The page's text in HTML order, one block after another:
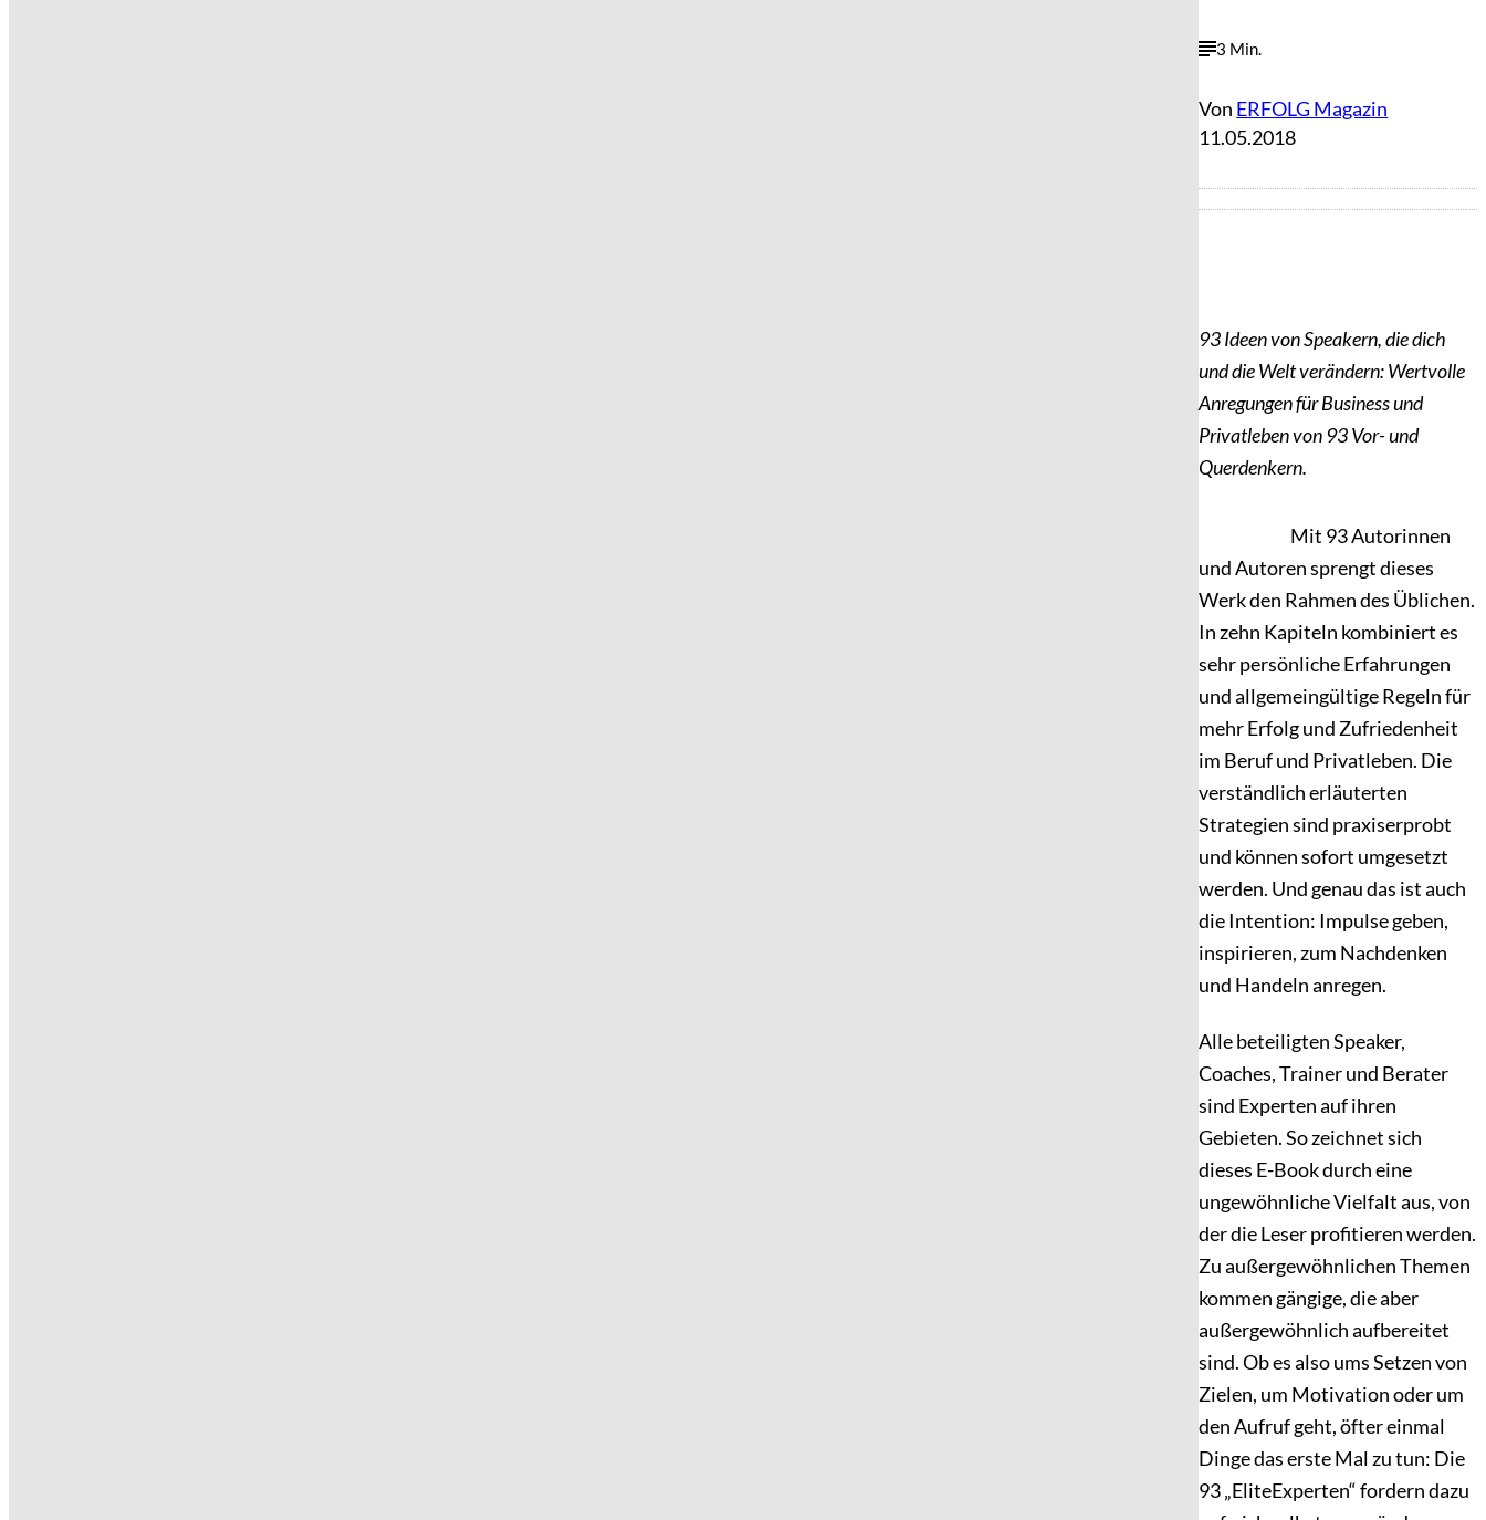
3 Min.
Von ERFOLG Magazin
11.05.2018
93 Ideen von Speakern, die dich
und die Welt verändern: Wertvolle
Anregungen für Business und
Privatleben von 93 Vor- und
Querdenkern.
Mit 93 Autorinnen
und Autoren sprengt dieses
Werk den Rahmen des Üblichen.
In zehn Kapiteln kombiniert es
sehr persönliche Erfahrungen
und allgemeingültige Regeln für
mehr Erfolg und Zufriedenheit
im Beruf und Privatleben. Die
verständlich erläuterten
Strategien sind praxiserprobt
und können sofort umgesetzt
werden. Und genau das ist auch
die Intention: Impulse geben,
inspirieren, zum Nachdenken
und Handeln anregen.
Alle beteiligten Speaker,
Coaches, Trainer und Berater
sind Experten auf ihren
Gebieten. So zeichnet sich
dieses E-Book durch eine
ungewöhnliche Vielfalt aus, von
der die Leser profitieren werden.
Zu außergewöhnlichen Themen
kommen gängige, die aber
außergewöhnlich aufbereitet
sind. Ob es also ums Setzen von
Zielen, um Motivation oder um
den Aufruf geht, öfter einmal
Dinge das erste Mal zu tun: Die
93 „EliteExperten“ fordern dazu